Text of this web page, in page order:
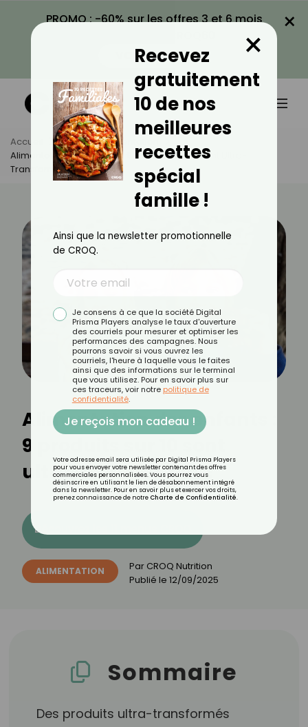
PROMO : -60% sur les offres 3 et 6 mois
VOIR LA PROMO
×
Accueil Actus
Alimentation
Alimentation Des Enfants : 9 Produits Sur 10 Sont Ultra-
Transformés !
Alimentation des enfants :
9 produits sur 10 sont
ultra-transformés !
Découvrez les 11 menus CROQ
ALIMENTATION Par CROQ Nutrition
Publié le 12/09/2025
Sommaire
Des produits ultra-transformés
Recevez
gratuitement
10 de nos
meilleures
recettes
spécial
famille !
×
Ainsi que la newsletter promotionnelle
de CROQ.
Je consens à ce que la société Digital
Prisma Players analyse le taux d'ouverture
des courriels pour mesurer et optimiser les
performances des campagnes. Nous
pourrons savoir si vous ouvrez les
courriels, l'heure à laquelle vous le faites
ainsi que des informations sur le terminal
que vous utilisez. Pour en savoir plus sur
ces traceurs, voir notre politique de
confidentialité.
Je reçois mon cadeau !
Votre adresse email sera utilisée par Digital Prisma Players
pour vous envoyer votre newsletter contenant des offres
commerciales personnalisées. Vous pourrez vous
désinscrire en utilisant le lien de désabonnement intégré
dans la newsletter. Pour en savoir plus et exercer vos droits,
prenez connaissance de notre Charte de Confidentialité.